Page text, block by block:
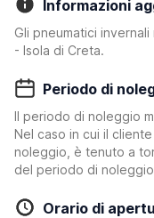
Informazioni
Gli pneumatici
- Isola di Creta.
Periodo di
Il periodo di noleggio
Nel caso in cui il
noleggio, è tenuto a
del periodo di
Orario di